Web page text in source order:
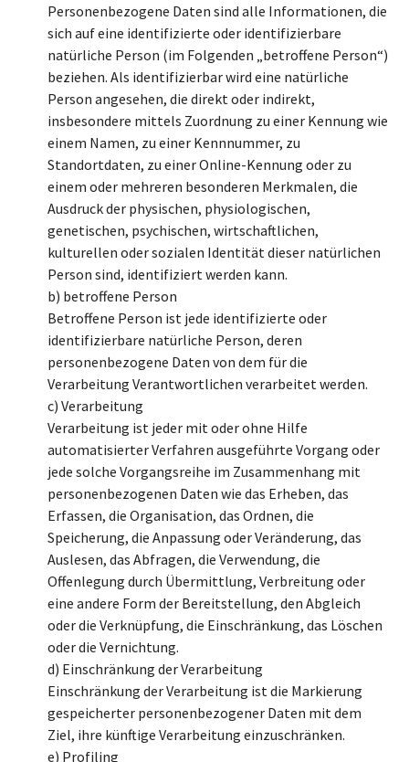
Personenbezogene Daten sind alle Informationen, die
sich auf eine identifizierte oder identifizierbare
natürliche Person (im Folgenden „betroffene Person“)
beziehen. Als identifizierbar wird eine natürliche
Person angesehen, die direkt oder indirekt,
insbesondere mittels Zuordnung zu einer Kennung wie
einem Namen, zu einer Kennnummer, zu
Standortdaten, zu einer Online-Kennung oder zu
einem oder mehreren besonderen Merkmalen, die
Ausdruck der physischen, physiologischen,
genetischen, psychischen, wirtschaftlichen,
kulturellen oder sozialen Identität dieser natürlichen
Person sind, identifiziert werden kann.
b) betroffene Person
Betroffene Person ist jede identifizierte oder
identifizierbare natürliche Person, deren
personenbezogene Daten von dem für die
Verarbeitung Verantwortlichen verarbeitet werden.
c) Verarbeitung
Verarbeitung ist jeder mit oder ohne Hilfe
automatisierter Verfahren ausgeführte Vorgang oder
jede solche Vorgangsreihe im Zusammenhang mit
personenbezogenen Daten wie das Erheben, das
Erfassen, die Organisation, das Ordnen, die
Speicherung, die Anpassung oder Veränderung, das
Auslesen, das Abfragen, die Verwendung, die
Offenlegung durch Übermittlung, Verbreitung oder
eine andere Form der Bereitstellung, den Abgleich
oder die Verknüpfung, die Einschränkung, das Löschen
oder die Vernichtung.
d) Einschränkung der Verarbeitung
Einschränkung der Verarbeitung ist die Markierung
gespeicherter personenbezogener Daten mit dem
Ziel, ihre künftige Verarbeitung einzuschränken.
e) Profiling